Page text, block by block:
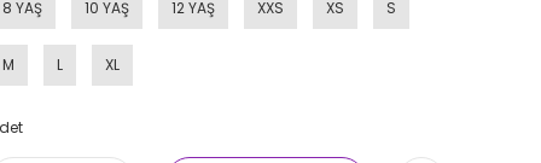
8 YAŞ 10 YAŞ 12 YAŞ XXS XS S
M L XL